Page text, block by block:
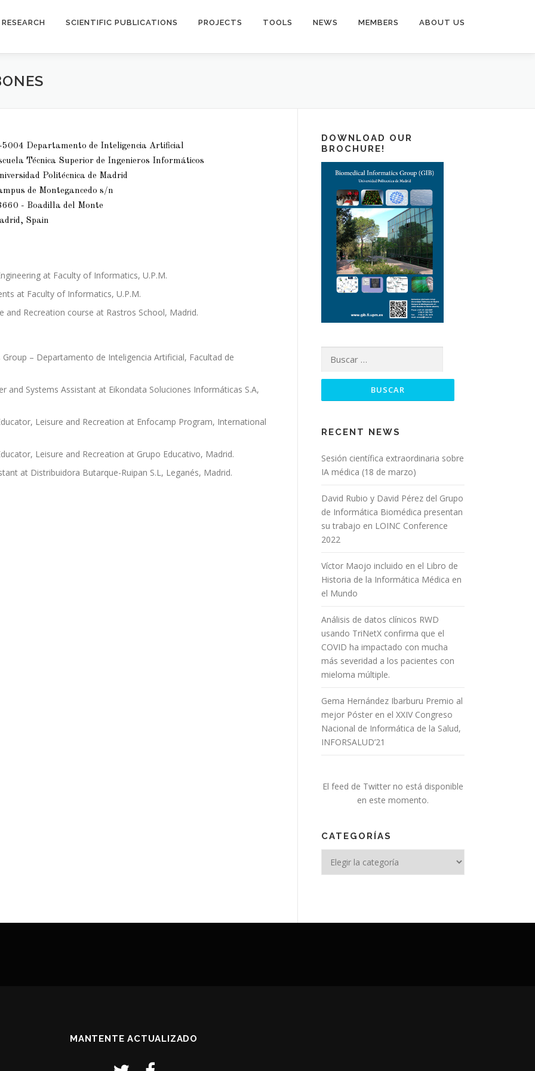
RESEARCH SCIENTIFIC PUBLICATIONS PROJECTS TOOLS NEWS MEMBERS ABOUT US
5004 Departamento de Inteligencia Artificial
Técnica Superior de Ingenieros Informáticos
Politécnica de Madrid
de Montegancedo s/n
- Boadilla del Monte
Spain
at Faculty of Informatics, U.P.M.
at Faculty of Informatics, U.P.M.
Recreation course at Rastros School, Madrid.
– Departamento de Inteligencia Artificial, Facultad de
and Systems Assistant at Eikondata Soluciones Informáticas S.A,
Leisure and Recreation at Enfocamp Program, International
Leisure and Recreation at Grupo Educativo, Madrid.
at Distribuidora Butarque-Ruipan S.L, Leganés, Madrid.
DOWNLOAD OUR
BROCHURE!
RECENT NEWS
Sesión científica extraordinaria sobre
IA médica (18 de marzo)
David Rubio y David Pérez del Grupo
de Informática Biomédica presentan
su trabajo en LOINC Conference
2022
Víctor Maojo incluido en el Libro de
Historia de la Informática Médica en
el Mundo
Análisis de datos clínicos RWD
usando TriNetX confirma que el
COVID ha impactado con mucha
más severidad a los pacientes con
mieloma múltiple.
Gema Hernández Ibarburu Premio al
mejor Póster en el XXIV Congreso
Nacional de Informática de la Salud,
INFORSALUD’21
El feed de Twitter no está disponible
en este momento.
CATEGORÍAS
MANTENTE ACTUALIZADO